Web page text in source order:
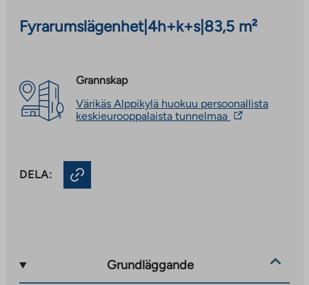
Fyrarumslägenhet| 4h+k+s| 83,5 m²
Grannskap
Värikäs Alppikylä huokuu persoonallista
keskieurooppalaista tunnelmaa The
DELA:
Grundläggande